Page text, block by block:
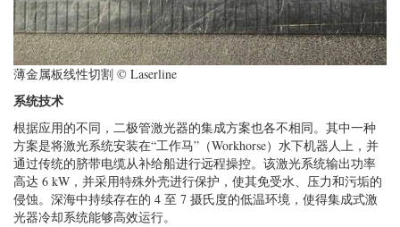
薄金属板线性切割 © Laserline
系统技术
根据应用的不同，二极管激光器的集成方案也各不相同。其中一种
方案是将激光系统安装在“工作马”（Workhorse）水下机器人上，并
通过传统的脐带电缆从补给船进行远程操控。该激光系统输出功率
高达 6 kW，并采用特殊外壳进行保护，使其免受水、压力和污垢的
侵蚀。深海中持续存在的 4 至 7 摄氏度的低温环境，使得集成式激
光器冷却系统能够高效运行。